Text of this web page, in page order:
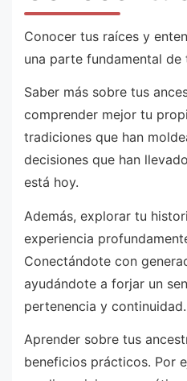
Conocer tus raíces y
una parte fundamental de
Saber más sobre tus
comprender mejor tu
tradiciones que han
decisiones que han
está hoy.
Además, explorar tu
experiencia
Conectándote con
ayudándote a forjar un
pertenencia y continuidad.
Aprender sobre tus
beneficios prácticos. Por